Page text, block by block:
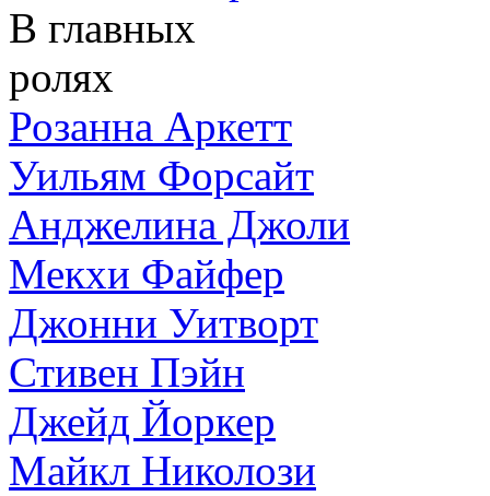
В главных
ролях
Розанна Аркетт
Уильям Форсайт
Анджелина Джоли
Мекхи Файфер
Джонни Уитворт
Стивен Пэйн
Джейд Йоркер
Майкл Николози